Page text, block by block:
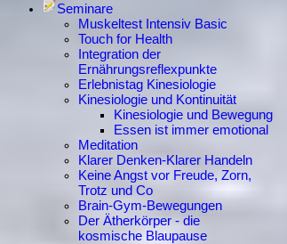
Seminare
Muskeltest Intensiv Basic
Touch for Health
Integration der
Ernährungsreflexpunkte
Erlebnistag Kinesiologie
Kinesiologie und Kontinuität
Kinesiologie und Bewegung
Essen ist immer emotional
Meditation
Klarer Denken-Klarer Handeln
Keine Angst vor Freude, Zorn,
Trotz und Co
Brain-Gym-Bewegungen
Der Ätherkörper - die
kosmische Blaupause